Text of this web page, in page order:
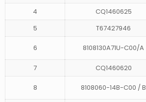
4
CQ1460625
5
T67427946
6 8108130A71U-C00/A
7 CQ1460620
8 8108060-14B-C00 / B